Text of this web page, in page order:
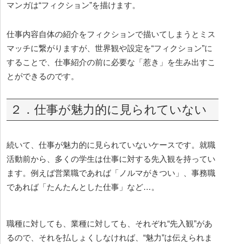
マンガは“フィクション”を描けます。
仕事内容自体の紹介をフィクションで描いてしまうとミス
マッチに繋がりますが、世界観や設定を“フィクション”に
することで、仕事紹介の前に必要な「惹き」を生み出すこ
とができるのです。
２．仕事が魅力的に見られていない
続いて、仕事が魅力的に見られていないケースです。就職
活動前から、多くの学生は仕事に対する先入観を持ってい
ます。例えば営業職であれば「ノルマがきつい」、事務職
であれば「たんたんとした仕事」など…。
職種に対しても、業種に対しても、それぞれ“先入観”があ
るので、それを払しょくしなければ、“魅力”は伝えられま